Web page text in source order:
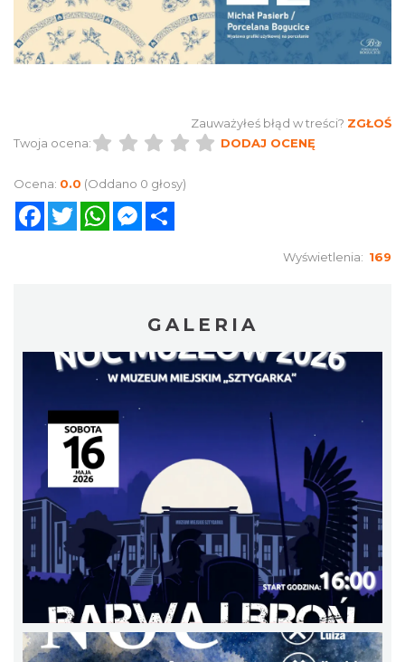
Zauważyłeś błąd w treści? ZGŁOŚ
Twoja ocena:
DODAJ OCENĘ
Ocena: 0.0 (Oddano 0 głosy)
FacebookTwitterWhatsAppMessenger
Wyświetlenia: 169
GALERIA